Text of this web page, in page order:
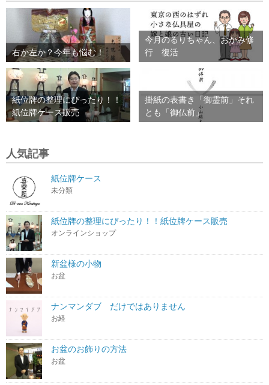
右か左か？今年も悩む！
今月のるりちゃん、おかみ修
行 復活
紙位牌の整理にぴったり！！
紙位牌ケース販売
掛紙の表書き「御霊前」それ
とも「御仏前」
人気記事
紙位牌ケース
未分類
紙位牌の整理にぴったり！！紙位牌ケース販売
オンラインショップ
新盆様の小物
お盆
ナンマンダブ だけではありません
お経
お盆のお飾りの方法
お盆